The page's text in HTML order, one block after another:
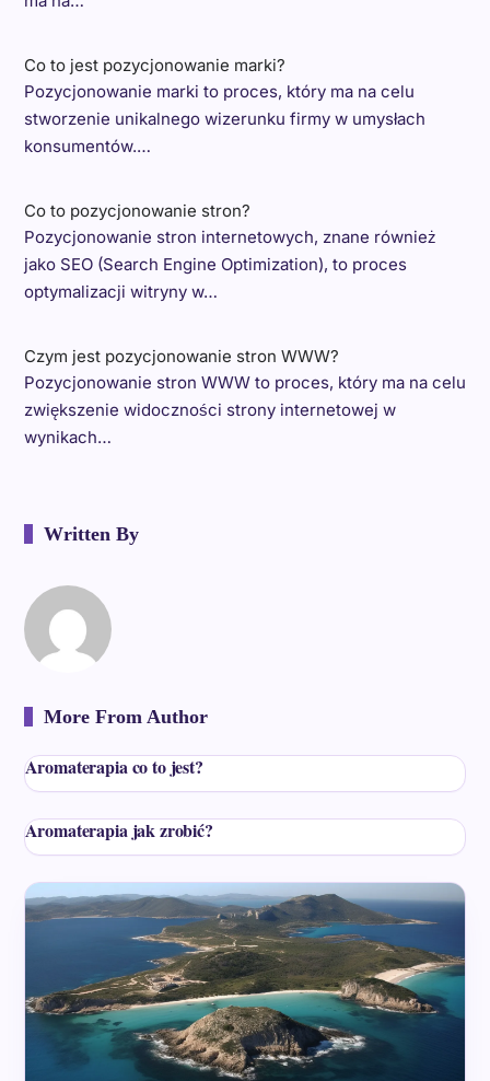
Co to jest pozycjonowanie marki?
Pozycjonowanie marki to proces, który ma na celu
stworzenie unikalnego wizerunku firmy w umysłach
konsumentów.…
Co to pozycjonowanie stron?
Pozycjonowanie stron internetowych, znane również
jako SEO (Search Engine Optimization), to proces
optymalizacji witryny w…
Czym jest pozycjonowanie stron WWW?
Pozycjonowanie stron WWW to proces, który ma na celu
zwiększenie widoczności strony internetowej w
wynikach…
Written By
More From Author
Aromaterapia co to jest?
Aromaterapia jak zrobić?